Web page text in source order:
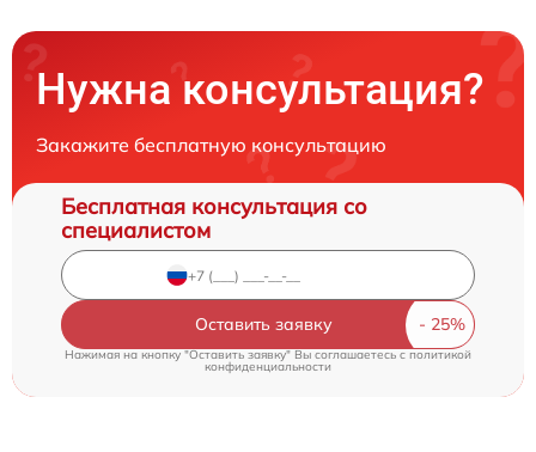
Нужна консультация?
Закажите бесплатную консультацию
Бесплатная консультация со
специалистом
Оставить заявку
Нажимая на кнопку "Оставить заявку" Вы соглашаетесь c политикой
конфиденциальности